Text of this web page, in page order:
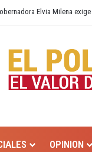
de Valledupar
OPINION